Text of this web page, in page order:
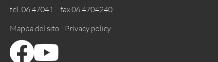
tel. 06 47041 - fax 06 4704240
Mappa del sito | Privacy policy